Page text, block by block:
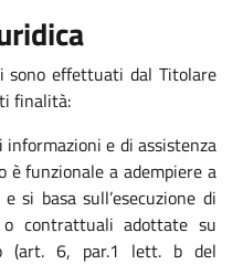
effettuati dal Titolare
finalità:
e di assistenza
funzionale a adempiere a
si basa sull’esecuzione di
contrattuali adottate su
(art. 6, par.1 lett. b del